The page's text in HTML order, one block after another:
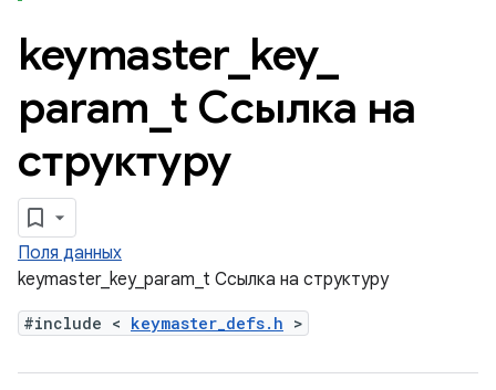
keymaster_ key_
param t Ссылка на
структуру
Поля данных
keymaster_key_param_t Ссылка на структуру
#include < keymaster_defs.h >